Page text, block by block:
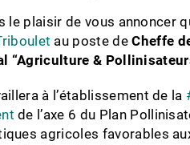
le plaisir de vous annoncer
au poste deCheffe
“Agriculture &
à l’établissement de la
de l’axe 6 du Plan
agricoles favorables